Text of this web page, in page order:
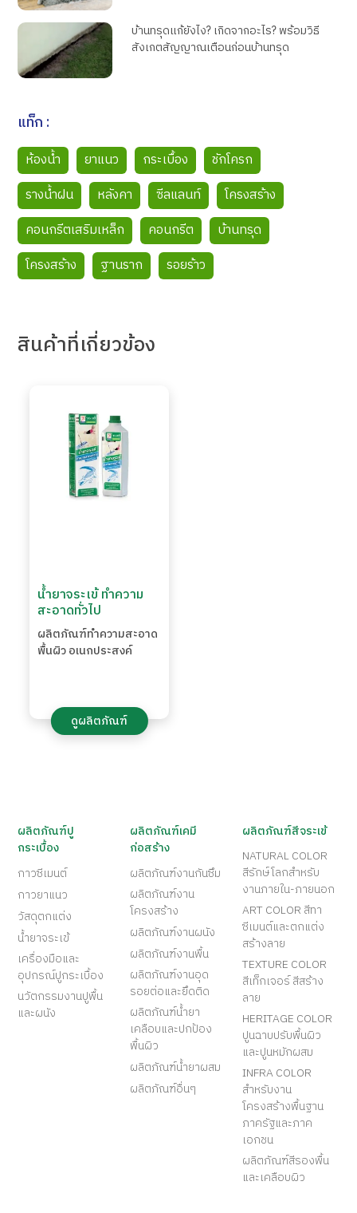
บ้านทรุดแก้ยังไง? เกิดจากอะไร? พร้อมวิธี
สังเกตสัญญาณเตือนก่อนบ้านทรุด
แท็ก :
ห้องน้ำ ยาแนว กระเบื้อง
ชักโครก
รางน้ำฝน
หลังคา ซีลแลนท์
โครงสร้าง
คอนกรีตเสริมเหล็ก
คอนกรีต
บ้านทรุด
โครงสร้าง
ฐานราก รอยร้าว
สินค้าที่เกี่ยวข้อง
น้ำยาจระเข้ ทำความ
สะอาดทั่วไป
ผลิตภัณฑ์ทําความสะอาด
พื้นผิว อเนกประสงค์
ดูผลิตภัณฑ์
ผลิตภัณฑ์ปู
กระเบื้อง
กาวซีเมนต์
กาวยาแนว
วัสดุตกแต่ง
น้ำยาจระเข้
เครื่องมือและ
อุปกรณ์ปูกระเบื้อง
นวัตกรรมงานปูพื้น
และผนัง
ผลิตภัณฑ์เคมี
ก่อสร้าง
ผลิตภัณฑ์งานกันซึม
ผลิตภัณฑ์งาน
โครงสร้าง
ผลิตภัณฑ์งานผนัง
ผลิตภัณฑ์งานพื้น
ผลิตภัณฑ์งานอุด
รอยต่อและยึดติด
ผลิตภัณฑ์น้ำยา
เคลือบและปกป้อง
พื้นผิว
ผลิตภัณฑ์น้ำยาผสม
ผลิตภัณฑ์อื่นๆ
ผลิตภัณฑ์สีจระเข้
NATURAL COLOR
สีรักษ์โลกสำหรับ
งานภายใน-ภายนอก
ART COLOR สีทา
ซีเมนต์และตกแต่ง
สร้างลาย
TEXTURE COLOR
สีเท็กเจอร์ สีสร้าง
ลาย
HERITAGE COLOR
ปูนฉาบปรับพื้นผิว
และปูนหมักผสม
INFRA COLOR
สำหรับงาน
โครงสร้างพื้นฐาน
ภาครัฐและภาค
เอกชน
ผลิตภัณฑ์สีรองพื้น
และเคลือบผิว